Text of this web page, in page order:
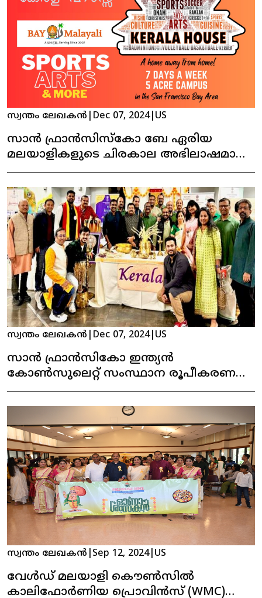
സ്വന്തം ലേഖകൻ Dec 07, 2024| US
സാൻ ഫ്രാൻസിസ്കോ ബേ ഏരിയ
മലയാളികളുടെ ചിരകാല അഭിലാഷമായ
കേരള ഹൗസ്സ് പ്രവർത്തനമാരംഭിക്കുന്നു !
സ്വന്തം ലേഖകൻ Dec 07, 2024| US
സാൻ ഫ്രാൻസികോ ഇന്ത്യൻ
കോൺസുലെറ്റ് സംസ്ഥാന രൂപീകരണ
ദിനമാഘോഷിച്ചു
സ്വന്തം ലേഖകൻ Sep 12, 2024| US
വേൾഡ് മലയാളി കൌൺസിൽ
കാലിഫോർണിയ പ്രൊവിൻസ് (WMC)